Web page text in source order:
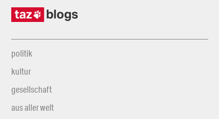
politik
kultur
gesellschaft
aus aller welt